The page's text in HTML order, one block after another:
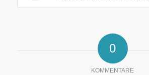
0
KOMMENTARE